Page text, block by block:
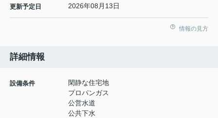
更新予定日 2026年08月13日
情報の見方
詳細情報
設備条件
閑静な住宅地
プロパンガス
公営水道
公共下水